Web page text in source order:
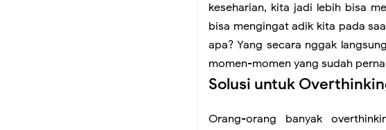
keseharian, kita jadi lebih bisa
bisa mengingat adik kita pada
apa? Yang secara nggak
momen-momen yang sudah
Solusi untuk
Orang-orang banyak